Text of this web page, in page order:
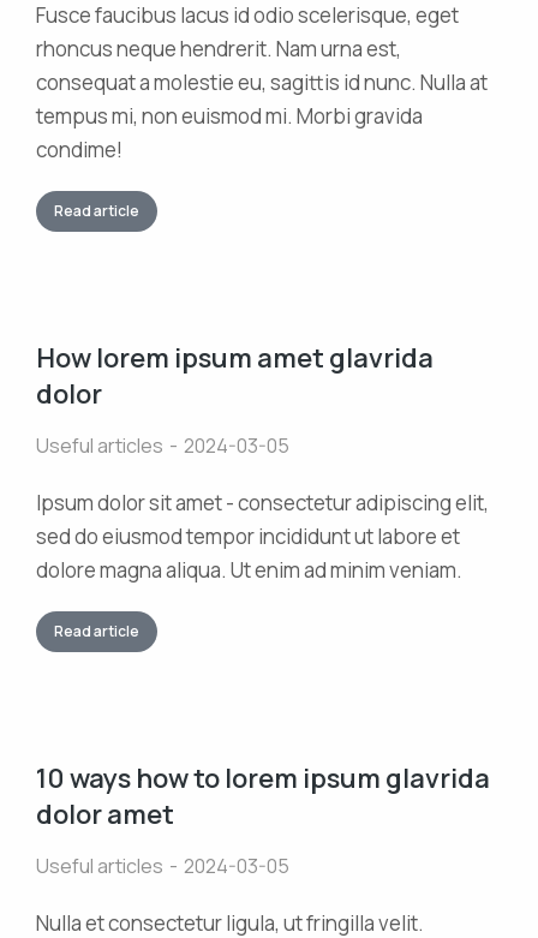
Fusce faucibus lacus id odio scelerisque, eget
rhoncus neque hendrerit. Nam urna est,
consequat a molestie eu, sagittis id nunc. Nulla at
tempus mi, non euismod mi. Morbi gravida
condime!
Read article
How lorem ipsum amet glavrida
dolor
Useful articles 2024-03-05
Ipsum dolor sit amet - consectetur adipiscing elit,
sed do eiusmod tempor incididunt ut labore et
dolore magna aliqua. Ut enim ad minim veniam.
Read article
10 ways how to lorem ipsum glavrida
dolor amet
Useful articles 2024-03-05
Nulla et consectetur ligula, ut fringilla velit.